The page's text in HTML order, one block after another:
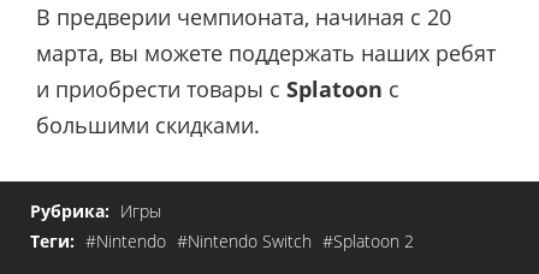
В предверии чемпионата, начиная с 20
марта, вы можете поддержать наших ребят
и приобрести товары с Splatoon с
большими скидками.
Рубрика: Игры
Теги: #Nintendo #Nintendo Switch #Splatoon 2